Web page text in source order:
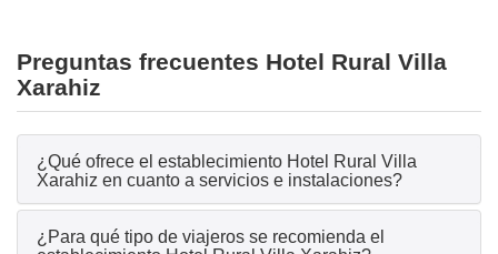
Preguntas frecuentes Hotel Rural Villa
Xarahiz
¿Qué ofrece el establecimiento Hotel Rural Villa
Xarahiz en cuanto a servicios e instalaciones?
¿Para qué tipo de viajeros se recomienda el